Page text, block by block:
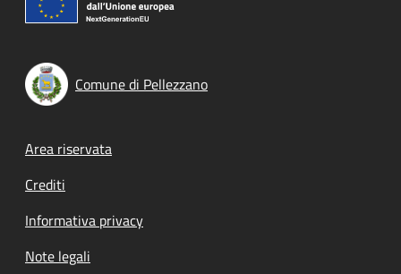
Comune di Pellezzano
Footer menu
Area riservata
Crediti
Informativa privacy
Note legali